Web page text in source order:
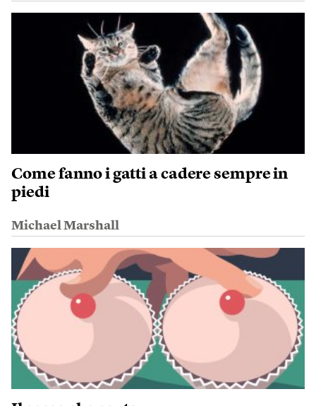
Come fanno i gatti a cadere sempre in
piedi
Michael Marshall